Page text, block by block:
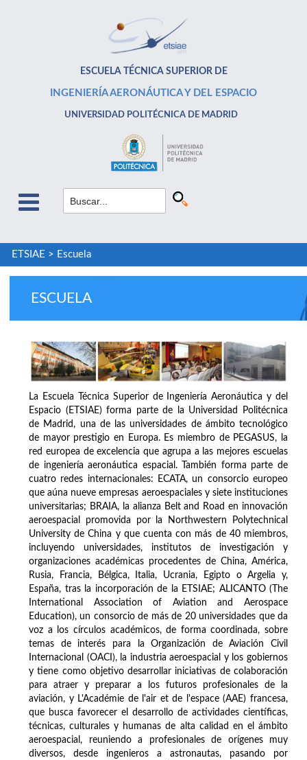
ESCUELA TÉCNICA SUPERIOR DE
INGENIERÍA AERONÁUTICA Y DEL ESPACIO
UNIVERSIDAD POLITÉCNICA DE MADRID
ETSIAE > Escuela
ESCUELA
La Escuela Técnica Superior de Ingeniería Aeronáutica y del
Espacio (ETSIAE) forma parte de la Universidad Politécnica
de Madrid, una de las universidades de ámbito tecnológico
de mayor prestigio en Europa. Es miembro de PEGASUS, la
red europea de excelencia que agrupa a las mejores escuelas
de ingeniería aeronáutica espacial. También forma parte de
cuatro redes internacionales: ECATA, un consorcio europeo
que aúna nueve empresas aeroespaciales y siete instituciones
universitarias; BRAIA, la alianza Belt and Road en innovación
aeroespacial promovida por la Northwestern Polytechnical
University de China y que cuenta con más de 40 miembros,
incluyendo universidades, institutos de investigación y
organizaciones académicas procedentes de China, América,
Rusia, Francia, Bélgica, Italia, Ucrania, Egipto o Argelia y,
España, tras la incorporación de la ETSIAE; ALICANTO (The
International Association of Aviation and Aerospace
Education), un consorcio de más de 20 universidades que da
voz a los círculos académicos, de forma coordinada, sobre
temas de interés para la Organización de Aviación Civil
Internacional (OACI), la industria aeroespacial y los gobiernos
y tiene como objetivo desarrollar iniciativas de colaboración
para atraer y preparar a los futuros profesionales de la
aviación, y L'Académie de l'air et de l'espace (AAE) francesa,
que busca favorecer el desarrollo de actividades científicas,
técnicas, culturales y humanas de alta calidad en el ámbito
aeroespacial, reuniendo a profesionales de orígenes muy
diversos, desde ingenieros a astronautas, pasando por